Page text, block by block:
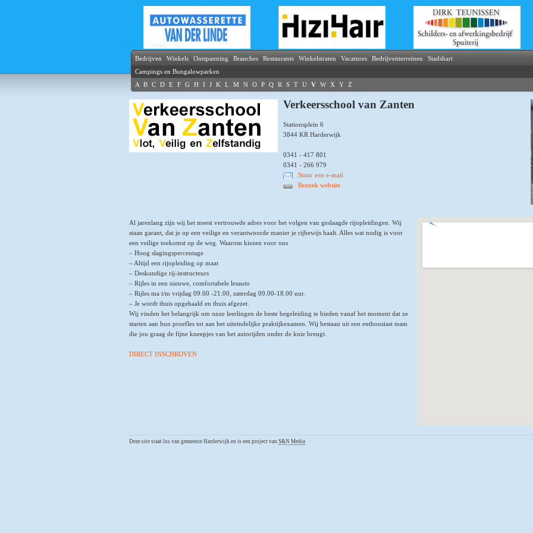
Bedrijven Winkels Ontspanning Branches Restaurants Winkelstraten Vacatures Bedrijventerreinen
Stadshart
Campings en Bungalowparken
A B C D E F G H I J K L M N O P Q R S T U V W X Y Z
Verkeersschool van Zanten
Stationsplein 6
3844 KR Harderwijk
0341 - 417 801
0341 - 266 979
Stuur een e-mail
Bezoek website
Al jarenlang zijn wij het meest vertrouwde adres voor het volgen van geslaagde rijopleidingen. Wij
staan garant, dat je op een veilige en verantwoorde manier je rijbewijs haalt. Alles wat nodig is voor
een veilige toekomst op de weg. Waarom kiezen voor ons
– Hoog slagingspercentage
– Altijd een rijopleiding op maat
– Deskundige rij-instructeurs
– Rijles in een nieuwe, comfortabele lesauto
– Rijles ma t/m vrijdag 09.00 -21.00, zaterdag 09.00-18.00 uur.
– Je wordt thuis opgehaald en thuis afgezet.
Wij vinden het belangrijk om onze leerlingen de beste begeleiding te bieden vanaf het moment dat ze
starten aan hun proefles tot aan het uiteindelijke praktijkexamen. Wij bestaan uit een enthousiast team
die jou graag de fijne kneepjes van het autorijden onder de knie brengt.
DIRECT INSCHRIJVEN
Deze site staat los van gemeente Harderwijk en is een project van S&N Media